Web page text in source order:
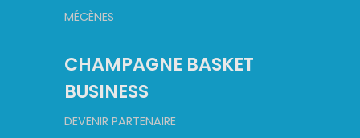
MÉCÈNES
CHAMPAGNE BASKET
BUSINESS
DEVENIR PARTENAIRE